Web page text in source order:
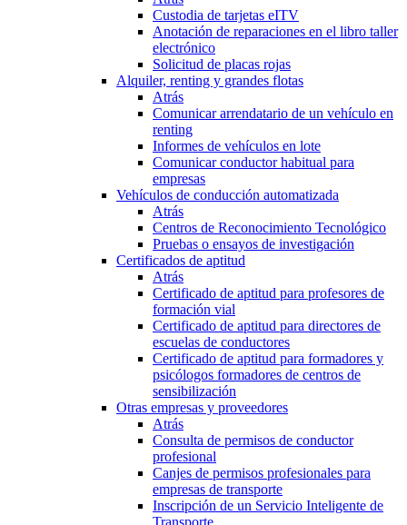
Custodia de tarjetas eITV
Anotación de reparaciones en el libro taller
electrónico
Solicitud de placas rojas
Alquiler, renting y grandes flotas
Atrás
Comunicar arrendatario de un vehículo en
renting
Informes de vehículos en lote
Comunicar conductor habitual para
empresas
Vehículos de conducción automatizada
Atrás
Centros de Reconocimiento Tecnológico
Pruebas o ensayos de investigación
Certificados de aptitud
Atrás
Certificado de aptitud para profesores de
formación vial
Certificado de aptitud para directores de
escuelas de conductores
Certificado de aptitud para formadores y
psicólogos formadores de centros de
sensibilización
Otras empresas y proveedores
Atrás
Consulta de permisos de conductor
profesional
Canjes de permisos profesionales para
empresas de transporte
Inscripción de un Servicio Inteligente de